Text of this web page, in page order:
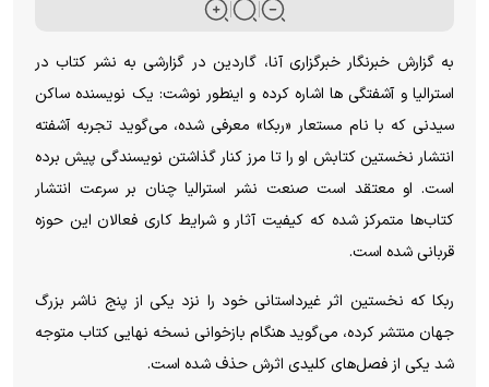
به گزارش خبرنگار خبرگزاری آنا، گاردین در گزارشی به نشر کتاب در
استرالیا و آشفتگی ها اشاره کرده و اینطور نوشت: یک نویسنده ساکن
سیدنی که با نام مستعار «ربکا» معرفی شده، می‌گوید تجربه آشفته
انتشار نخستین کتابش او را تا مرز کنار گذاشتن نویسندگی پیش برده
است. او معتقد است صنعت نشر استرالیا چنان بر سرعت انتشار
کتاب‌ها متمرکز شده که کیفیت آثار و شرایط کاری فعالان این حوزه
قربانی شده است.
ربکا که نخستین اثر غیرداستانی خود را نزد یکی از پنج ناشر بزرگ
جهان منتشر کرده، می‌گوید هنگام بازخوانی نسخه نهایی کتاب متوجه
شد یکی از فصل‌های کلیدی اثرش حذف شده است.